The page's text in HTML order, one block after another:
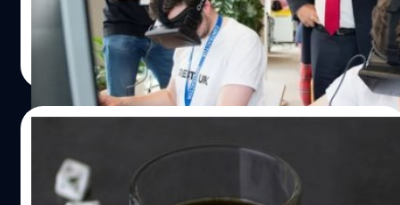
จาก 48% เป็น 31% ในขณะเดียวกันก็มีรายงานระบุว่า
Facebook ได้เริ่มลงทุนวิจัยและพัฒนาไปที่เทคโนโลยี virtual
reality แล้ว
ณัฐพันธ์ ส่งวิรุฬห์| 4025 days ago
Read More
เทคโนโลยีใหม่สุดเจ๋ง เครื่องพิมพ์น้ำตาล รูป
แบบ 3D !!!